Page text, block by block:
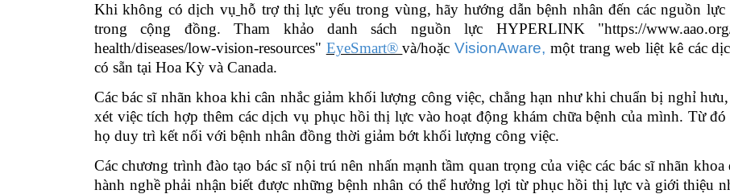
Khi không có dịch vụ hỗ trợ thị lực yếu trong vùng, hãy hướng dẫn bệnh nhân đến các nguồn lực
trong cộng đồng. Tham khảo danh sách nguồn lực HYPERLINK "https://
health/diseases/low-vision-resources" EyeSmart®và/hoặcVisionAware, một trang web liệt kê các
có sẵn tại Hoa Kỳ và Canada.
Các bác sĩ nhãn khoakhi cân nhắc giảm khối lượng công việc, chẳng hạn như khi chuẩn bị nghỉ
xét việc tích hợp thêm các dịch vụ phục hồi thị lực vào hoạt động khám chữa bệnh của mình. Từ đó
họ duy trì kết nối với bệnh nhân đồng thời giảm bớt khối lượng công việc.
Các chương trình đào tạo bác sĩ nội trú nên nhấn mạnh tầm quan trọng của việc các bác sĩ nhãn khoa
hành nghề phải nhận biết được những bệnh nhân có thể hưởng lợi từ phục hồi thị lực và giới thiệu